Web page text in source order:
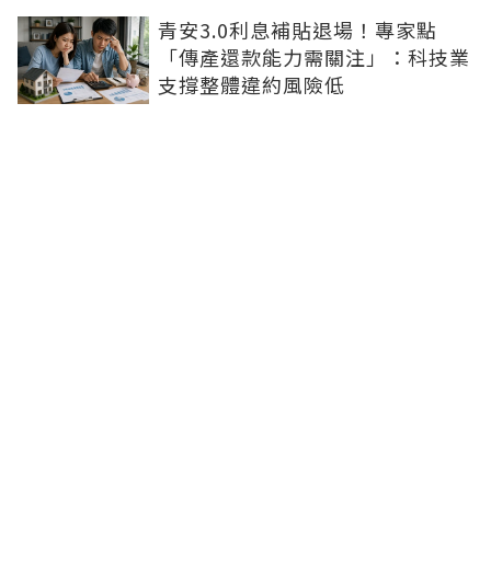
青安3.0利息補貼退場！專家點
「傳產還款能力需關注」：科技業
支撐整體違約風險低